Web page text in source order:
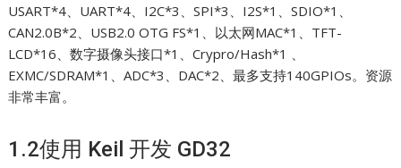
USART*4、UART*4、I2C*3、SPI*3、I2S*1、SDIO*1、
CAN2.0B*2、USB2.0 OTG FS*1、以太网MAC*1、TFT-
LCD*16、数字摄像头接口*1、Crypro/Hash*1 、
EXMC/SDRAM*1、ADC*3、DAC*2、最多支持140GPIOs。资源
非常丰富。
1.2使用 Keil 开发 GD32